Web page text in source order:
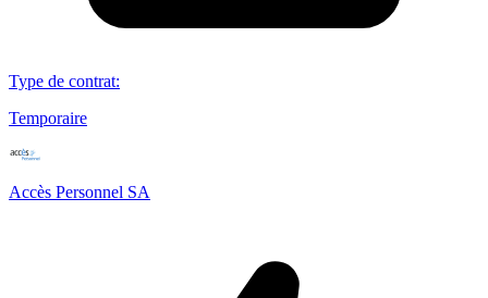
Type de contrat:
Temporaire
Accès Personnel SA